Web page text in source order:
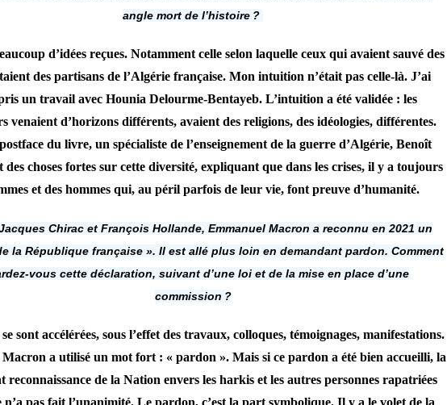
angle mort de l’histoire ?
d’idées reçues. Notamment celle selon laquelle ceux qui avaient sauvé des
des partisans de l’Algérie française. Mon intuition n’était pas celle-là. J’ai
un travail avec Hounia Delourme-Bentayeb. L’intuition a été validée : les
venaient d’horizons différents, avaient des religions, des idéologies, différentes.
du livre, un spécialiste de l’enseignement de la guerre d’Algérie, Benoît
des choses fortes sur cette diversité, expliquant que dans les crises, il y a toujours
et des hommes qui, au péril parfois de leur vie, font preuve d’humanité.
Chirac et François Hollande, Emmanuel Macron a reconnu en 2021 un
la République française ». Il est allé plus loin en demandant pardon. Comment
vous cette déclaration, suivant d’une loi et de la mise en place d’une
commission ?
se sont accélérées, sous l’effet des travaux, colloques, témoignages, manifestations.
a utilisé un mot fort : « pardon ». Mais si ce pardon a été bien accueilli, la
reconnaissance de la Nation envers les harkis et les autres personnes rapatriées
n’a pas fait l’unanimité. Le pardon, c’est la part symbolique. Il y a le volet de la